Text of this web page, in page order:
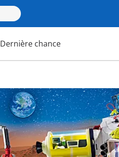
Dernière chance